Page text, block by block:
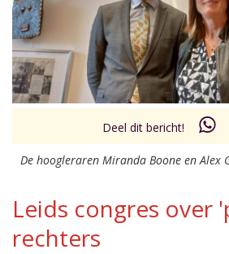
Inklappen
Deel dit bericht!
De hoogleraren Miranda Boone en Alex
Leids congres over
rechters